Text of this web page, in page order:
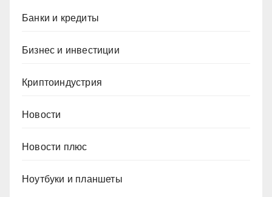
Банки и кредиты
Бизнес и инвестиции
Криптоиндустрия
Новости
Новости плюс
Ноутбуки и планшеты